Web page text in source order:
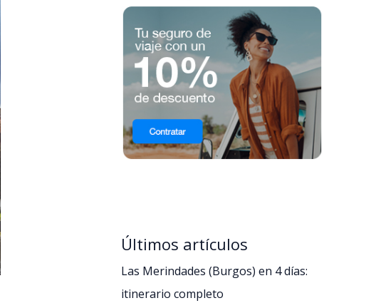
Últimos artículos
Las Merindades (Burgos) en 4 días:
itinerario completo